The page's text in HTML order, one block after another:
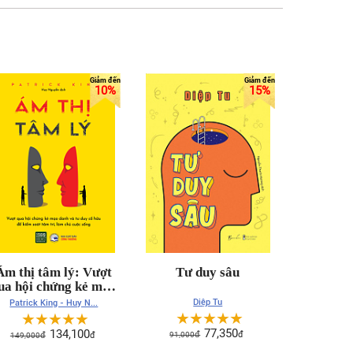
10%
thị tâm lý: Vượt
hội chứng kẻ mạo
và tư duy cố hữu
để kiểm soát tâm trí,
làm chủ cuộc sống
Patrick King - Huy N...
☆☆☆☆☆
149,000đ 134,100đ
15%
Tư duy sâu
Diệp Tu
☆☆☆☆☆
91,000đ 77,350đ